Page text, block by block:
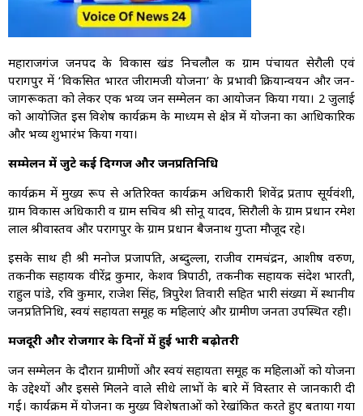
महाराजगंज जनपद के विकास खंड निचलौल की ग्राम पंचायत सेरौली एवं
परागपुर में ‘विकसित भारत जीरामजी योजना’ के प्रभावी क्रियान्वयन और जन-
जागरूकता को लेकर एक भव्य जन सम्मेलन का आयोजन किया गया। 2 जुलाई
को आयोजित इस विशेष कार्यक्रम के माध्यम से क्षेत्र में योजना का आधिकारिक
और भव्य शुभारंभ किया गया।
सम्मेलन में जुटे कई दिग्गज और जनप्रतिनिधि
कार्यक्रम में मुख्य रूप से अतिरिक्त कार्यक्रम अधिकारी शिवेंद्र प्रताप सूर्यवंशी,
ग्राम विकास अधिकारी व ग्राम सचिव श्री सोनू यादव, सिरौली के ग्राम प्रधान रमेश
लाल श्रीवास्तव और परागपुर के ग्राम प्रधान बैजनाथ गुप्ता मौजूद रहे।
इसके साथ ही श्री मनोज प्रजापति, अब्दुल्ला, राजीव रामचंद्रन, आशीष वरुण,
तकनीकी सहायक वीरेंद्र कुमार, केशव त्रिपाठी, तकनीकी सहायक संदेश भारती,
राहुल पांडे, रवि कुमार, राजेश सिंह, त्रिपुरेश तिवारी सहित भारी संख्या में स्थानीय
जनप्रतिनिधि, स्वयं सहायता समूह की महिलाएं और ग्रामीण जनता उपस्थित रही।
मजदूरी और रोजगार के दिनों में हुई भारी बढ़ोतरी
जन सम्मेलन के दौरान ग्रामीणों और स्वयं सहायता समूह की महिलाओं को योजना
के उद्देश्यों और इससे मिलने वाले सीधे लाभों के बारे में विस्तार से जानकारी दी
गई। कार्यक्रम में योजना की मुख्य विशेषताओं को रेखांकित करते हुए बताया गया